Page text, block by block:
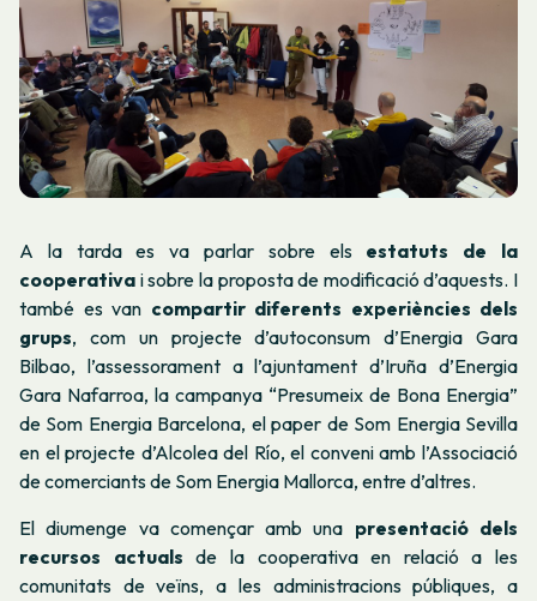
A la tarda es va parlar sobre els estatuts de la
cooperativa i sobre la proposta de modificació d’aquests. I
també es van compartir diferents experiències dels
grups, com un projecte d’autoconsum d’Energia Gara
Bilbao, l’assessorament a l’ajuntament d’Iruña d’Energia
Gara Nafarroa, la campanya “Presumeix de Bona Energia”
de Som Energia Barcelona, el paper de Som Energia Sevilla
en el projecte d’Alcolea del Río, el conveni amb l’Associació
de comerciants de Som Energia Mallorca, entre d’altres.
El diumenge va començar amb una presentació dels
recursos actuals de la cooperativa en relació a les
comunitats de veïns, a les administracions públiques, a